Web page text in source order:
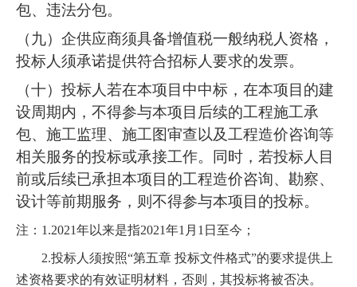
包、违法分包。
（九）企供应商须具备增值税一般纳税人资格，
投标人须承诺提供符合招标人要求的发票。
（十）投标人若在本项目中中标，在本项目的建
设周期内，不得参与本项目后续的工程施工承
包、施工监理、施工图审查以及工程造价咨询等
相关服务的投标或承接工作。同时，若投标人目
前或后续已承担本项目的工程造价咨询、勘察、
设计等前期服务，则不得参与本项目的投标。
注：1.2021年以来是指2021年1月1日至今；
2.投标人须按照“第五章 投标文件格式”的要求提供上
述资格要求的有效证明材料，否则，其投标将被否决。